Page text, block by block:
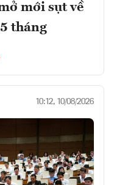
mới sụt về
tháng
10:12, 10/08/2026